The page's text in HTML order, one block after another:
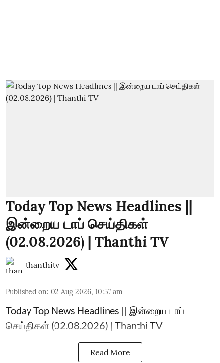
Today Top News Headlines ||
இன்றைய டாப் செய்திகள்
(02.08.2026) | Thanthi TV
thanthitv
Published on: 02 Aug 2026, 10:57 am
Today Top News Headlines || இன்றைய டாப்
செய்திகள் (02.08.2026) | Thanthi TV
Read More